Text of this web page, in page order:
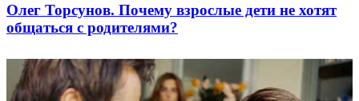
Олег Торсунов. Почему взрослые дети не хотят
общаться с родителями?